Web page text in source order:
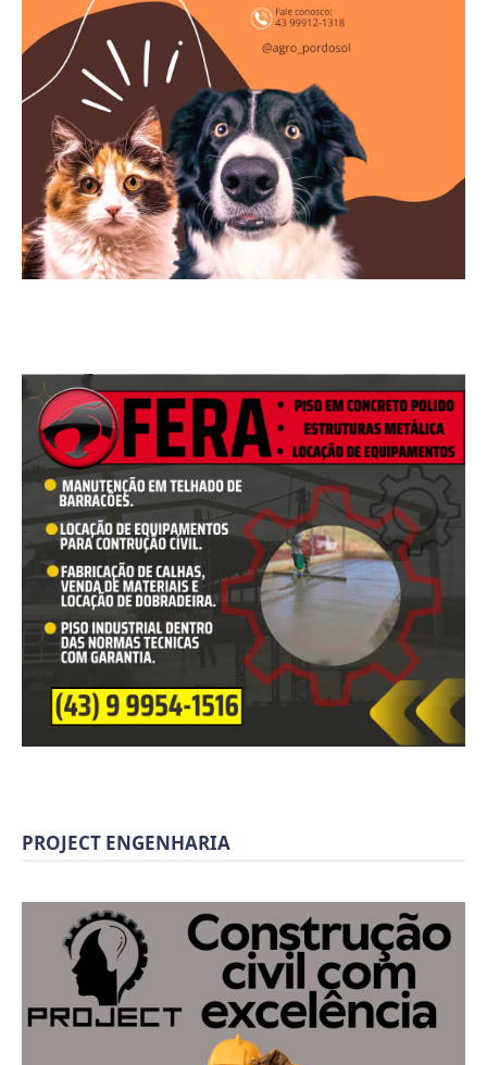
PROJECT ENGENHARIA